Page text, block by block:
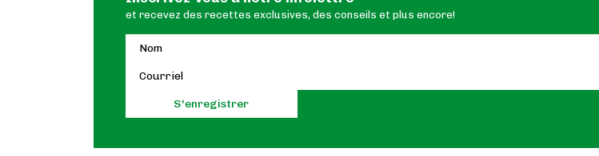
et recevez des recettes exclusives, des conseils et plus encore!